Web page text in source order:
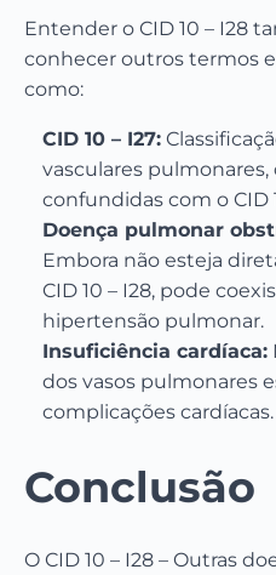
Entender o CID 10 – I28
conhecer outros termos
como:
CID 10 – I27:
vasculares
confundidas com o CID
Doença pulmonar
Embora não esteja
CID 10 – I28, pode
hipertensão pulmonar.
Insuficiência cardíaca:
dos vasos pulmonares
complicações cardíacas.
Conclusão
O CID 10 – I28 – Outras